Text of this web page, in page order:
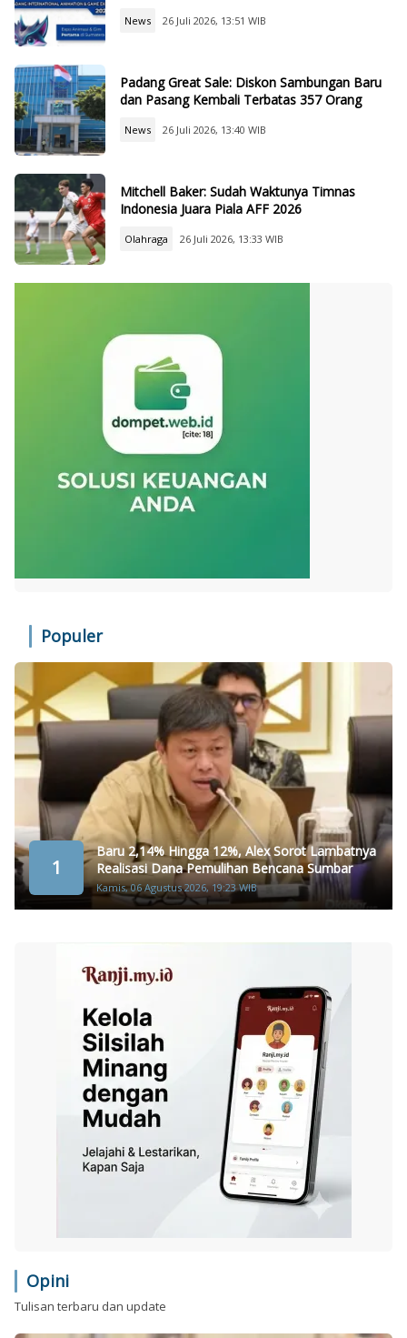
News 26 Juli 2026, 13:51 WIB
Padang Great Sale: Diskon Sambungan Baru
dan Pasang Kembali Terbatas 357 Orang
News 26 Juli 2026, 13:40 WIB
Mitchell Baker: Sudah Waktunya Timnas
Indonesia Juara Piala AFF 2026
Olahraga 26 Juli 2026, 13:33 WIB
Populer
1
Baru 2,14% Hingga 12%, Alex Sorot Lambatnya
Realisasi Dana Pemulihan Bencana Sumbar
Kamis, 06 Agustus 2026, 19:23 WIB
Opini
Tulisan terbaru dan update